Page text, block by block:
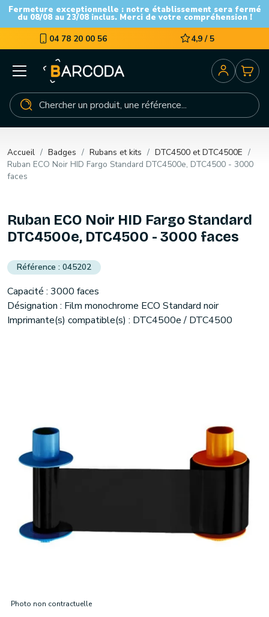
Fermeture exceptionnelle : notre établissement sera fermé
du 08/08 au 23/08 inclus. Merci de votre compréhension !
04 78 20 00 56 4,9 / 5
Accueil Badges Rubans et kits
DTC4500 et DTC4500E
Ruban ECO Noir HID Fargo Standard DTC4500e, DTC4500 - 3000
faces
Photo non contractuelle
Ruban ECO Noir HID Fargo Standard
DTC4500e, DTC4500 - 3000 faces
045202
Capacité : 3000 faces
Désignation : Film monochrome ECO Standard noir
Imprimante(s) compatible(s) : DTC4500e / DTC4500